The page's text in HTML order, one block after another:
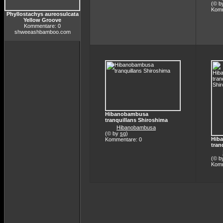
Phyllostachys aureosulcata
Yellow Groove
Kommentare: 0
shweeashbamboo.com
(©
Hibanobambusa
tranquillans Shiroshima
Hibanobambusa
(© by sg)
Kommentare: 0
(©